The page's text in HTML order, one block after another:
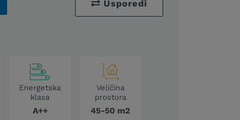
Usporedi
Energetska
klasa
A++
Veličina
prostora
45-50 m2